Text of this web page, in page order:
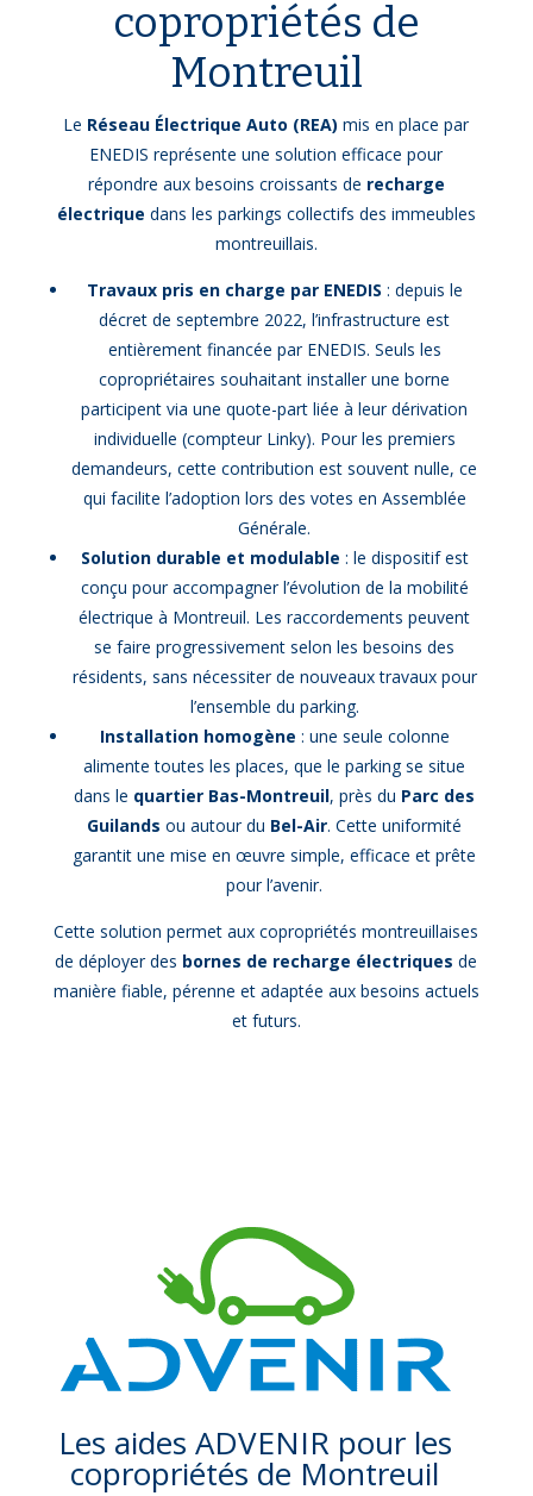
copropriétés de
Montreuil
Le Réseau Électrique Auto (REA) mis en place par
ENEDIS représente une solution efficace pour
répondre aux besoins croissants de recharge
électrique dans les parkings collectifs des immeubles
montreuillais.
Travaux pris en charge par ENEDIS : depuis le
décret de septembre 2022, l’infrastructure est
entièrement financée par ENEDIS. Seuls les
copropriétaires souhaitant installer une borne
participent via une quote-part liée à leur dérivation
individuelle (compteur Linky). Pour les premiers
demandeurs, cette contribution est souvent nulle, ce
qui facilite l’adoption lors des votes en Assemblée
Générale.
Solution durable et modulable : le dispositif est
conçu pour accompagner l’évolution de la mobilité
électrique à Montreuil. Les raccordements peuvent
se faire progressivement selon les besoins des
résidents, sans nécessiter de nouveaux travaux pour
l’ensemble du parking.
Installation homogène : une seule colonne
alimente toutes les places, que le parking se situe
dans le quartier Bas-Montreuil, près du Parc des
Guilands ou autour du Bel-Air. Cette uniformité
garantit une mise en œuvre simple, efficace et prête
pour l’avenir.
Cette solution permet aux copropriétés montreuillaises
de déployer des bornes de recharge électriques de
manière fiable, pérenne et adaptée aux besoins actuels
et futurs.
Les aides ADVENIR pour les
copropriétés de Montreuil